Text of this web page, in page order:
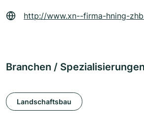
http://www.xn--firma-hning-
Branchen / Spezialisierungen
Landschaftsbau